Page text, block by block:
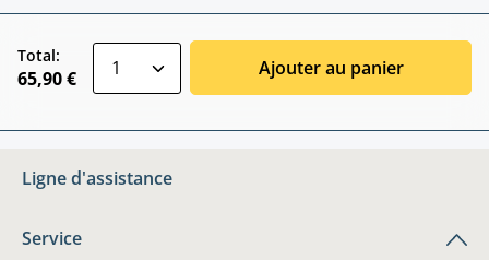
Total:
65,90 € Ajouter au panier
Ligne d'assistance
Service